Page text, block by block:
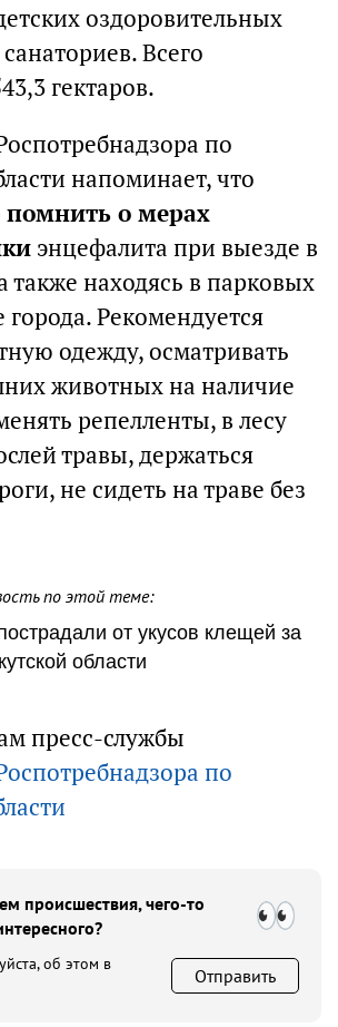
оздоровительных
Всего
гектаров.
по
напоминает, что
о мерах
энцефалита при выезде в
также находясь в парковых
города. Рекомендуется
одежду, осматривать
животных на наличие
репелленты, в лесу
травы, держаться
не сидеть на траве без
по этой теме:
от укусов клещей за
области
пресс-службы
по
происшествия, чего-то
об этом в
Отправить